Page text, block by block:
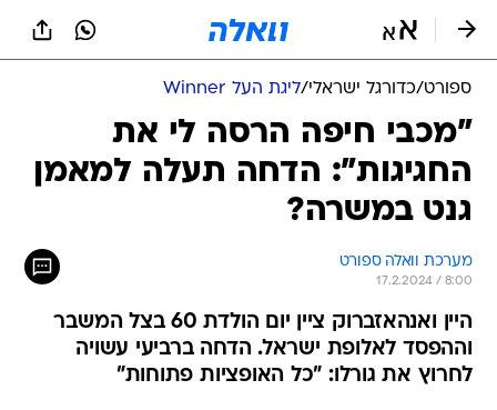
ספורט/כדורגל ישראלי/ליגת העל Winner
"מכבי חיפה הרסה לי את
החגיגות": הדחה תעלה למאמן
גנט במשרה?
מערכת וואלה ספורט
17.2.2024 / 8:00
היין ואנהאזברוק ציין יום הולדת 60 בצל המשבר
וההפסד לאלופת ישראל. הדחה ברביעי עשויה
לחרוץ את גורלו: "כל האופציות פתוחות"